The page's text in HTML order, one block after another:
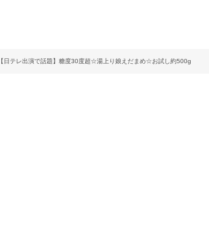
【日テレ出演で話題】糖度30度超☆湯上り娘えだまめ☆お試し約500g